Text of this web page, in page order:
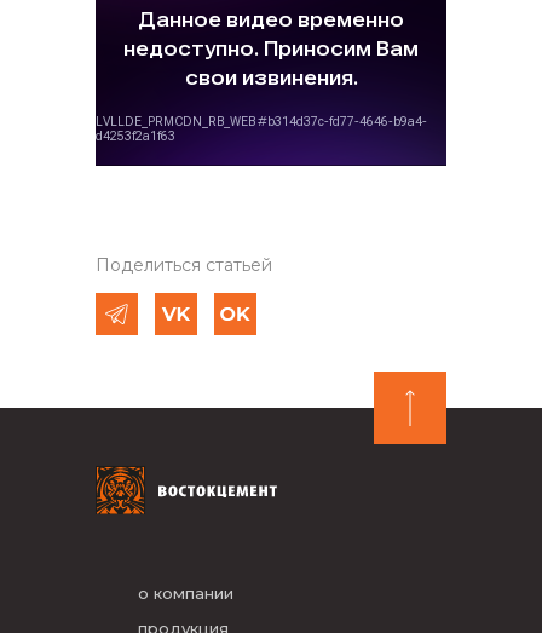
Поделиться статьей
о компании
продукция